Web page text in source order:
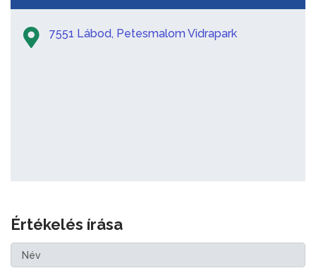
7551 Lábod, Petesmalom Vidrapark
Értékelés írása